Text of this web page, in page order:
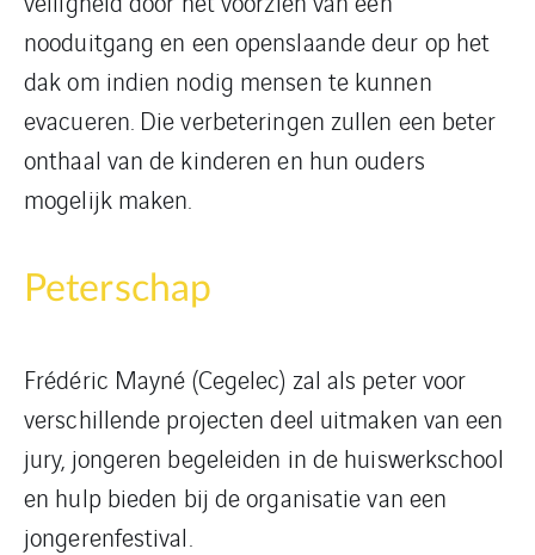
nooduitgang en een openslaande deur op het
dak om indien nodig mensen te kunnen
evacueren. Die verbeteringen zullen een beter
onthaal van de kinderen en hun ouders
mogelijk maken.
Peterschap
Frédéric Mayné (Cegelec) zal als peter voor
verschillende projecten deel uitmaken van een
jury, jongeren begeleiden in de huiswerkschool
en hulp bieden bij de organisatie van een
jongerenfestival.